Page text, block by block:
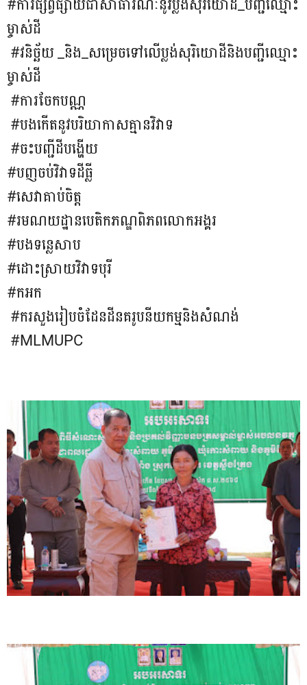
#ការផ្សព្វផ្សាយជាសាធារណៈនូវប្លង់សុរិយោដី_បញ្ជីឈ្មោះ
ម្ចាស់ដី
#វនិច្ឆ័យ _និង_សម្រេចទៅលើប្លង់សុរិយោដីនិងបញ្ជីឈ្មោះ
ម្ចាស់ដី
#ការចែកបណ្ណ
#បងកើតនូវបរិយាកាសគ្មានវិវាទ
#ចះបញ្ជីដីបង្ហើយ
#បញចប់វិវាទដីធ្លី
#សេវាគាប់ចិត្ត
#រមណយដ្ឋាន​បេតិកភណ្ឌពិភពលោកអង្គរ
#បងទន្លេសាប
#ដោះស្រាយវិវាទបុរី
#កអក
#ករសួងរៀបចំដែនដីនគរូបនីយកម្មនិងសំណង់
#MLMUPC